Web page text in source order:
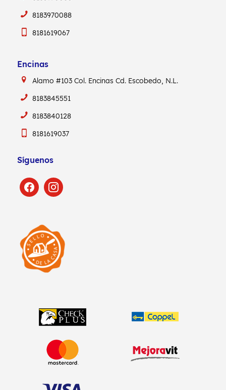
8183970088
8181619067
Encinas
Alamo #103Col. EncinasCd. Escobedo, N.L.
8183845551
8183840128
8181619037
Síguenos